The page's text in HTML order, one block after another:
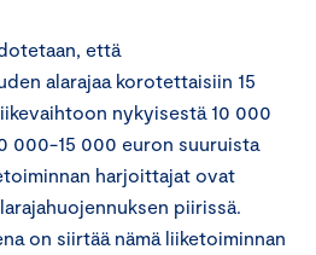
että
alarajaa korotettaisiin 15
nykyisestä 10 000
000-15 000 euron suuruista
harjoittajat ovat
piirissä.
on siirtää nämä liiketoiminnan